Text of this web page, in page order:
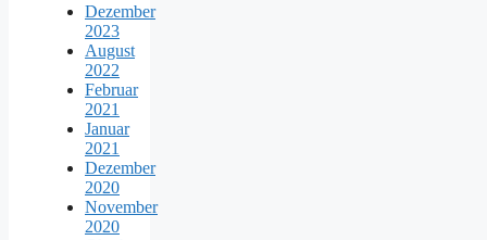
Dezember
2023
August
2022
Februar
2021
Januar
2021
Dezember
2020
November
2020